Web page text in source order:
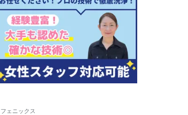
フェニックス